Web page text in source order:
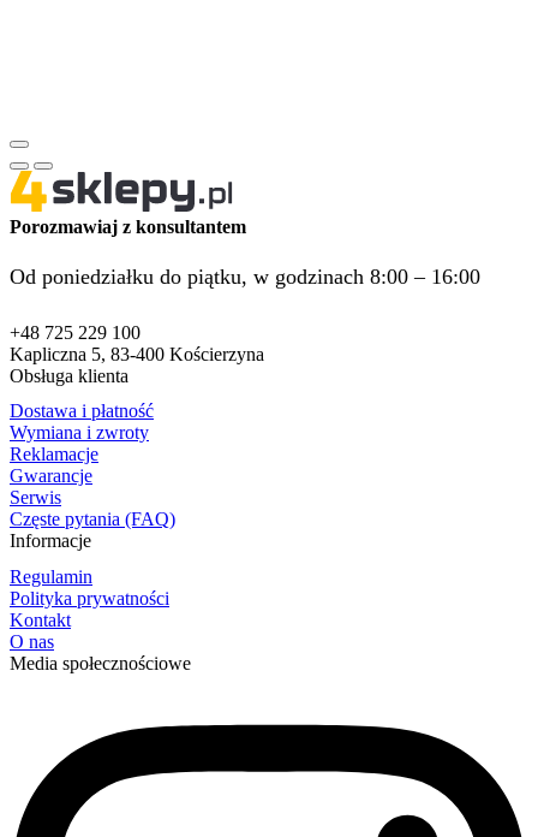
Porozmawiaj z konsultantem
Od poniedziałku do piątku, w godzinach 8:00 – 16:00
+48 725 229 100
Kapliczna 5, 83-400 Kościerzyna
Obsługa klienta
Dostawa i płatność
Wymiana i zwroty
Reklamacje
Gwarancje
Serwis
Częste pytania (FAQ)
Informacje
Regulamin
Polityka prywatności
Kontakt
O nas
Media społecznościowe